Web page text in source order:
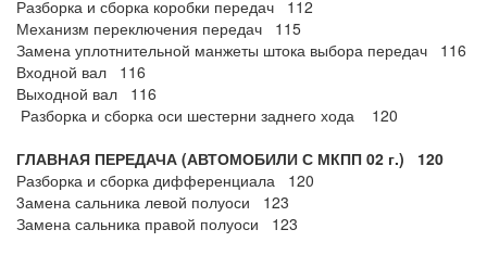
Разборка и сборка коробки передач 112
Механизм переключения передач 115
Замена уплотнительной манжеты штока выбора передач 116
Входной вал 116
Выходной вал 116
Разборка и сборка оси шестерни заднего хода 120
ГЛАВНАЯ ПЕРЕДАЧА (АВТОМОБИЛИ С МКПП 02 г.) 120
Разборка и сборка дифференциала 120
3амена сальника левой полуоси 123
Замена сальника правой полуоси 123